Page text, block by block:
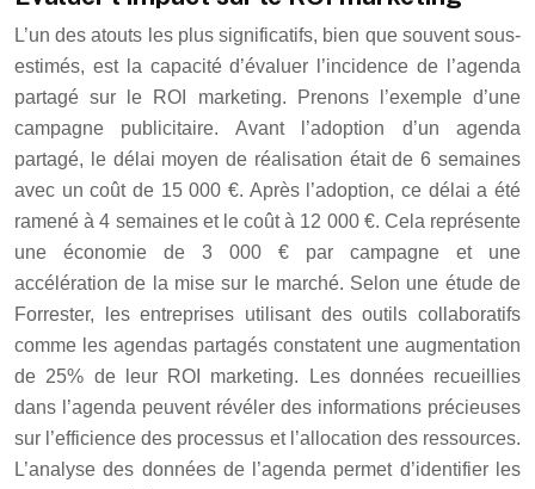
L’un des atouts les plus significatifs, bien que souvent sous-
estimés, est la capacité d’évaluer l’incidence de l’agenda
partagé sur le ROI marketing. Prenons l’exemple d’une
campagne publicitaire. Avant l’adoption d’un agenda
partagé, le délai moyen de réalisation était de 6 semaines
avec un coût de 15 000 €. Après l’adoption, ce délai a été
ramené à 4 semaines et le coût à 12 000 €. Cela représente
une économie de 3 000 € par campagne et une
accélération de la mise sur le marché. Selon une étude de
Forrester, les entreprises utilisant des outils collaboratifs
comme les agendas partagés constatent une augmentation
de 25% de leur ROI marketing. Les données recueillies
dans l’agenda peuvent révéler des informations précieuses
sur l’efficience des processus et l’allocation des ressources.
L’analyse des données de l’agenda permet d’identifier les